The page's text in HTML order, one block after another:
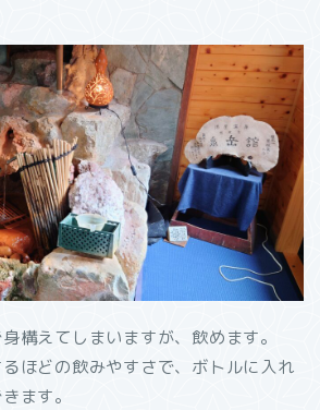
構えてしまいますが、飲めます。
ほどの飲みやすさで、ボトルに入れ
ます。